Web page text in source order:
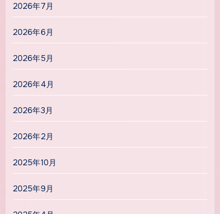
ジ
送
り
2026年7月
2026年6月
2026年5月
2026年4月
2026年3月
2026年2月
2025年10月
2025年9月